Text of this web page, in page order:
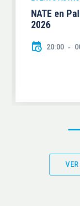
NATE en
2026
20:00